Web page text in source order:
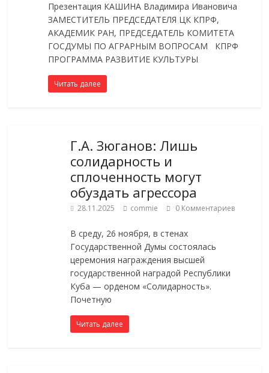
Презентация КАШИНА Владимира Ивановича
ЗАМЕСТИТЕЛЬ ПРЕДСЕДАТЕЛЯ ЦК КПРФ,
АКАДЕМИК РАН, ПРЕДСЕДАТЕЛЬ КОМИТЕТА
ГОСДУМЫ ПО АГРАРНЫМ ВОПРОСАМ КПРФ
ПРОГРАММА РАЗВИТИЕ КУЛЬТУРЫ
Читать далее
Г.А. Зюганов: Лишь
солидарность и
сплоченность могут
обуздать агрессора
28.11.2025 commie 0 Комментариев
В среду, 26 ноября, в стенах
Государственной Думы состоялась
церемония награждения высшей
государственной наградой Республики
Куба — орденом «Солидарность».
Почетную
Читать далее